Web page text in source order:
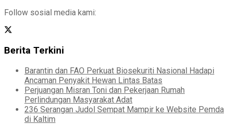
Follow sosial media kami:
Berita Terkini
Barantin dan FAO Perkuat Biosekuriti Nasional Hadapi
Ancaman Penyakit Hewan Lintas Batas
Perjuangan Misran Toni dan Pekerjaan Rumah
Perlindungan Masyarakat Adat
236 Serangan Judol Sempat Mampir ke Website Pemda
di Kaltim